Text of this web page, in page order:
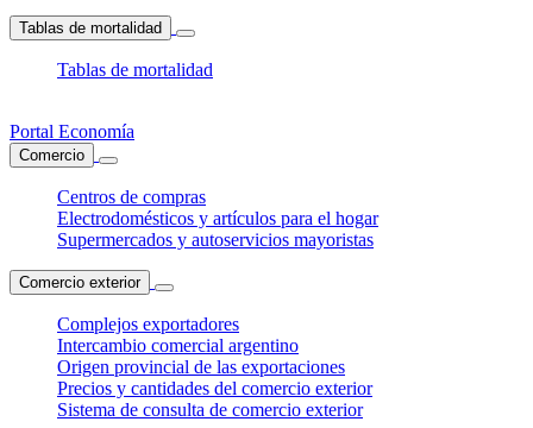
Tablas de mortalidad
Tablas de mortalidad
Portal Economía
Comercio
Centros de compras
Electrodomésticos y artículos para el hogar
Supermercados y autoservicios mayoristas
Comercio exterior
Complejos exportadores
Intercambio comercial argentino
Origen provincial de las exportaciones
Precios y cantidades del comercio exterior
Sistema de consulta de comercio exterior